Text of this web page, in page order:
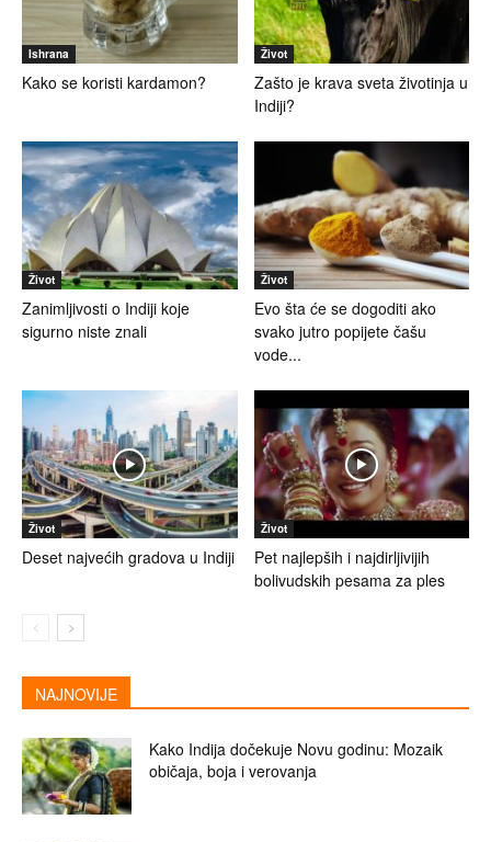
Ishrana
Kako se koristi kardamon?
Život
Zašto je krava sveta životinja u
Indiji?
Život
Zanimljivosti o Indiji koje
sigurno niste znali
Život
Evo šta će se dogoditi ako
svako jutro popijete čašu
vode...
Život
Deset najvećih gradova u Indiji
Život
Pet najlepših i najdirljivijih
bolivudskih pesama za ples
NAJNOVIJE
Kako Indija dočekuje Novu godinu: Mozaik
običaja, boja i verovanja